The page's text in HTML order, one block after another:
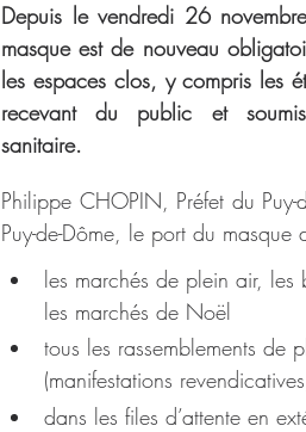
Depuis le vendredi 26
masque est de nouveau
les espaces clos, y compris les
recevant du public et
sanitaire.
Philippe CHOPIN, Préfet du
Puy-de-Dôme, le port du masque
les marchés de plein air, les
les marchés de Noël
tous les rassemblements de
(manifestations
dans les files d’attente en